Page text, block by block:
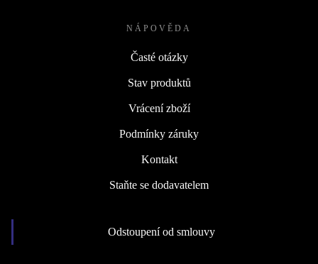
NÁPOVĚDA
Časté otázky
Stav produktů
Vrácení zboží
Podmínky záruky
Kontakt
Staňte se dodavatelem
Odstoupení od smlouvy